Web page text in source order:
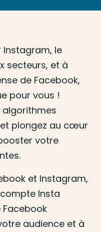
Instagram, le
secteurs, et à
de Facebook,
pour vous !
algorithmes
et plongez au cœur
votre
et Instagram,
Insta
audience et à